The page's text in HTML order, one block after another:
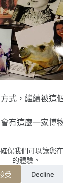
保我們可以讓您
的體驗。
受 Decline
式，繼續被這
有這麼一家博